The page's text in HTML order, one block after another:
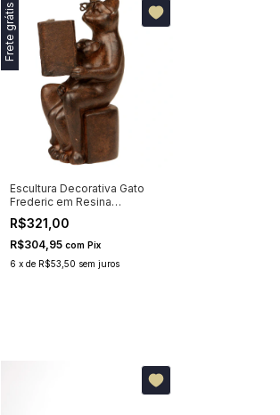
Frete grátis
Escultura Decorativa Gato
Frederic em Resina
18x12x18cm
R$321,00
R$304,95 com Pix
6 x de R$53,50 sem juros